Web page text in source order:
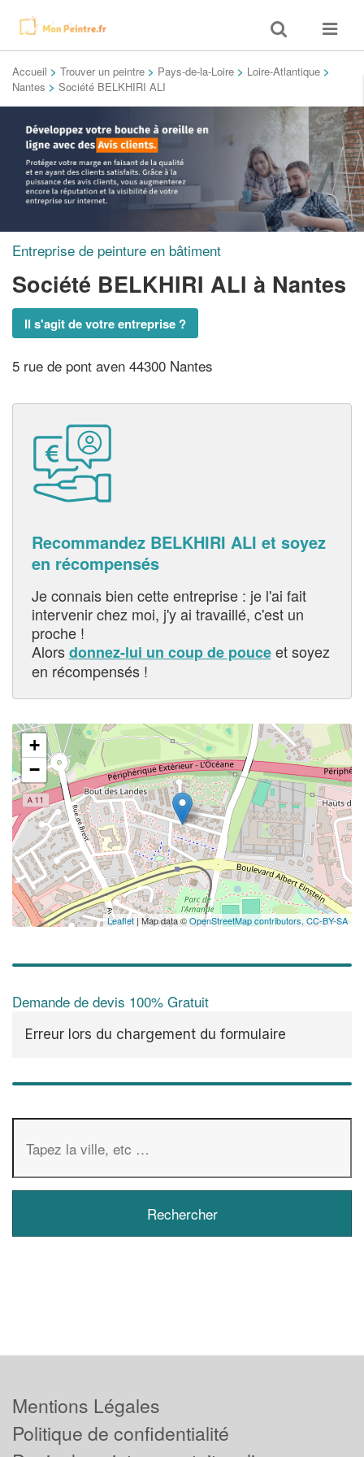
Toggle
search
Toggle
Accueil > Trouver un peintre > Pays-de-la-Loire > Loire-Atlantique >
Nantes > Société BELKHIRI ALI
Entreprise de peinture en bâtiment
Société BELKHIRI ALI à Nantes
Il s'agit de votre entreprise ?
5 rue de pont aven 44300 Nantes
Recommandez BELKHIRI ALI et soyez
en récompensés
Je connais bien cette entreprise : je l'ai fait
intervenir chez moi, j'y ai travaillé, c'est un
proche !
Alorsdonnez-lui un coup de pouceet soyez
en récompensés !
+
−
Leaflet | Map data ©OpenStreetMap contributors, CC-BY-SA
Demande de devis 100% Gratuit
Erreur lors du chargement du formulaire
Mentions Légales
Politique de confidentialité